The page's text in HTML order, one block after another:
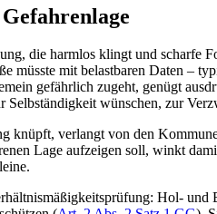
die harmlos klingt und scharfe
müsste mit belastbaren Daten –
gefährlich zugeht, genügt
wünschen, zur
knüpft, verlangt von den
Lage aufzeigen soll, winkt
Hol-